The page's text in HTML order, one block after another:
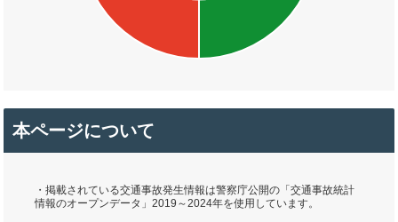
本ページについて
・掲載されている交通事故発生情報は警察庁公開の「交通事故統計
情報のオープンデータ」2019～2024年を使用しています。